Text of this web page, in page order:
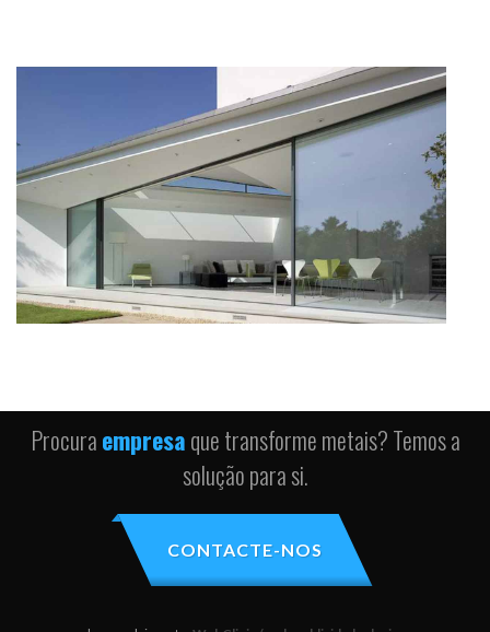
Procuraempresaque transforme metais? Temos a
solução para si.
CONTACTE-NOS